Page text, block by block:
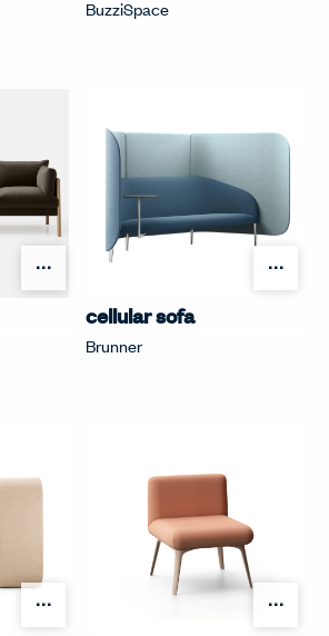
BuzziSpace
オプションを開く
cellular sofa
Brunner